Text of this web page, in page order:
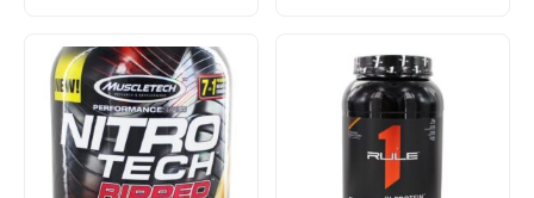
era:
R$525,17.
é:
R$387,52.
R$504,32.
é:
R$304,02.